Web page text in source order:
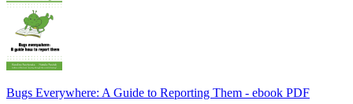
Bugs Everywhere: A Guide to Reporting Them - ebook PDF